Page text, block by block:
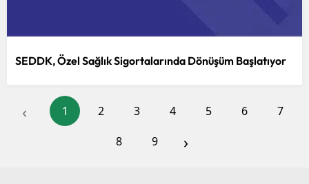
SEDDK, Özel Sağlık Sigortalarında Dönüşüm Başlatıyor
‹ 1 2 3 4 5 6
7
8
9 ›